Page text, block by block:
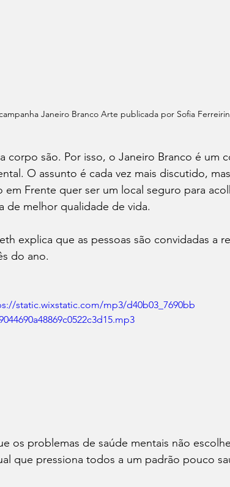
Janeiro Branco Arte publicada por Sofia
corpo são. Por isso, o Janeiro Branco é um
O assunto é cada vez mais discutido,
em Frente quer ser um local seguro para
de melhor qualidade de vida.
explica que as pessoas são convidadas a
do ano.
static.wixstatic.com/mp3/d40b03_7690bb
os problemas de saúde mentais não
que pressiona todos a um padrão pouco